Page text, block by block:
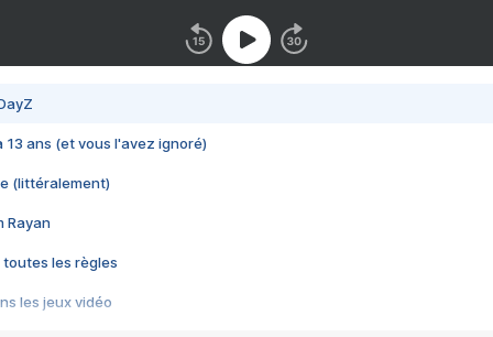
13 ans (et vous l'avez ignoré)
(littéralement)
Rayan
toutes les règles
les jeux vidéo